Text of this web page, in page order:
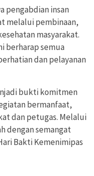
pengabdian insan
melalui pembinaan,
masyarakat.
berharap semua
dan pelayanan
bukti komitmen
bermanfaat,
dan petugas. Melalui
dengan semangat
Bakti Kemenimipas